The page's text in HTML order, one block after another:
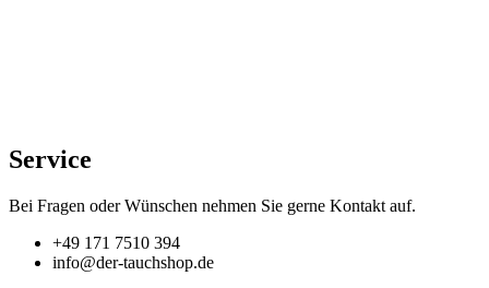
Service
Bei Fragen oder Wünschen nehmen Sie gerne Kontakt auf.
+49 171 7510 394
info@der-tauchshop.de